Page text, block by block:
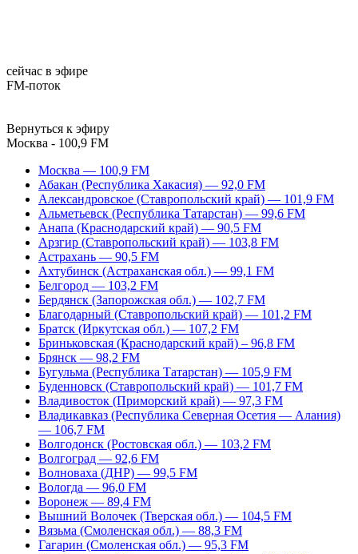
сейчас в эфире
FM-поток
Вернуться к эфиру
Москва - 100,9 FM
Москва — 100,9 FM
Абакан (Республика Хакасия) — 92,0 FM
Александровское (Ставропольский край) — 101,9 FM
Альметьевск (Республика Татарстан) — 99,6 FM
Анапа (Краснодарский край) — 90,5 FM
Арзгир (Ставропольский край) — 103,8 FM
Астрахань — 90,5 FM
Ахтубинск (Астраханская обл.) — 99,1 FM
Белгород — 103,2 FM
Бердянск (Запорожская обл.) — 102,7 FM
Благодарный (Ставропольский край) — 101,2 FM
Братск (Иркутская обл.) — 107,2 FM
Бриньковская (Краснодарский край) – 96,8 FM
Брянск — 98,2 FM
Бугульма (Республика Татарстан) — 105,9 FM
Буденновск (Ставропольский край) — 101,7 FM
Владивосток (Приморский край) — 97,3 FM
Владикавказ (Республика Северная Осетия — Алания)
— 106,7 FM
Волгодонск (Ростовская обл.) — 103,2 FM
Волгоград — 92,6 FM
Волноваха (ДНР) — 99,5 FM
Вологда — 96,0 FM
Воронеж — 89,4 FM
Вышний Волочек (Тверская обл.) — 104,5 FM
Вязьма (Смоленская обл.) — 88,3 FM
Гагарин (Смоленская обл.) — 95,3 FM